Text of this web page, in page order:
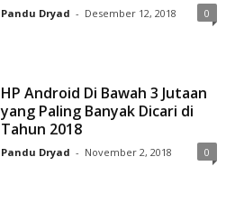
Pandu Dryad - Desember 12, 2018 0
HP Android Di Bawah 3 Jutaan
yang Paling Banyak Dicari di
Tahun 2018
Pandu Dryad - November 2, 2018 0